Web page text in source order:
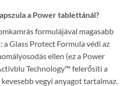
a Power tablettánál?
formulájával magasabb
Glass Protect Formula védi az
ellen (ez a Power
Technology™ felerősíti a
vegyi anyagot tartalmaz.